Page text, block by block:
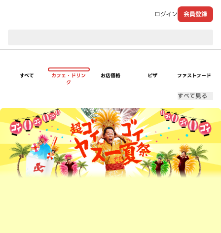
ログイン 会員登録
すべて
カフェ・ドリン
ク
お店価格 ピザ ファストフード
すべて見る
超ゴイゴイヤスー夏祭